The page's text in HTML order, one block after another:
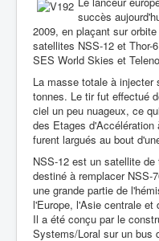
succès
2009, en plaçant sur
satellites NSS-12 et Thor-
SES World Skies et
La masse totale à injecter
tonnes. Le tir fut effectué
ciel un peu nuageux, ce
des Etages
furent largués au bout
NSS-12 est un satellite
destiné à remplacer NSS-
une grande partie de
l'Europe, l'Asie centrale et
Il a été conçu par le
Systems/Loral sur un bus